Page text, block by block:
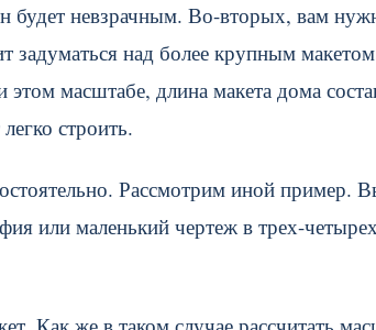
будет невзрачным. Во-вторых, вам
задуматься над более крупным
масштабе, длина макета дома
строить.
Рассмотрим иной пример.
или маленький чертеж в трех-